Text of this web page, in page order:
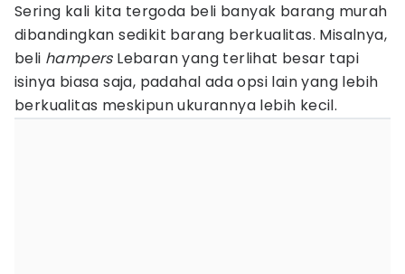
Sering kali kita tergoda beli banyak barang murah
dibandingkan sedikit barang berkualitas. Misalnya,
beli hampersLebaran yang terlihat besar tapi
isinya biasa saja, padahal ada opsi lain yang lebih
berkualitas meskipun ukurannya lebih kecil.